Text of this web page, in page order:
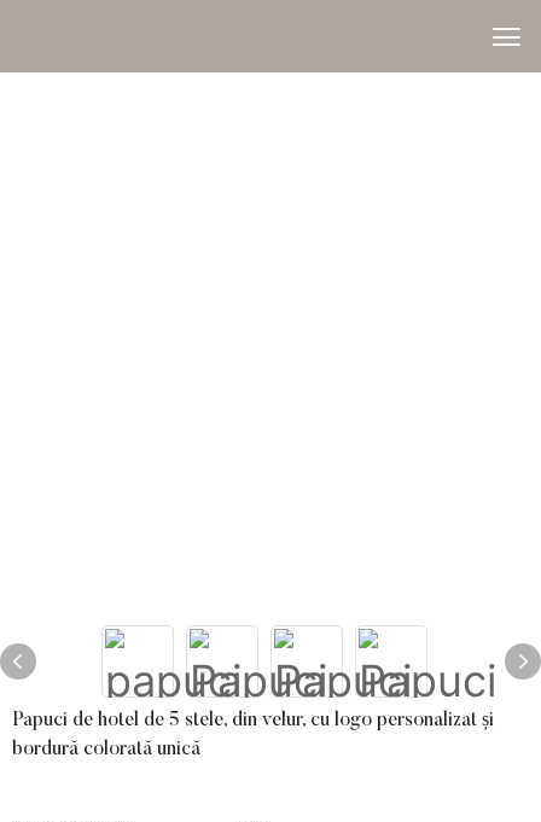
Papuci de hotel de 5 stele, din velur, cu logo personalizat și
bordură colorată unică